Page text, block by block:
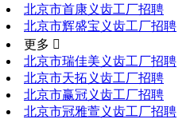
北京市首康义齿工厂招聘
北京市辉盛宝义齿工厂招聘
更多 
北京市瑞佳美义齿工厂招聘
北京市天拓义齿工厂招聘
北京市赢冠义齿工厂招聘
北京市冠雅萱义齿工厂招聘